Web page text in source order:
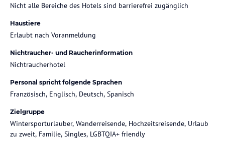
Nicht alle Bereiche des Hotels sind barrierefrei zugänglich
Haustiere
Erlaubt nach Voranmeldung
Nichtraucher- und Raucherinformation
Nichtraucherhotel
Personal spricht folgende Sprachen
Französisch, Englisch, Deutsch, Spanisch
Zielgruppe
Wintersporturlauber, Wanderreisende, Hochzeitsreisende, Urlaub
zu zweit, Familie, Singles, LGBTQIA+ friendly